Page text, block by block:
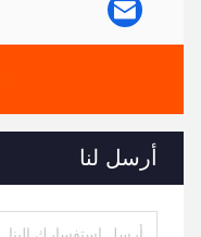
أرسل لنا